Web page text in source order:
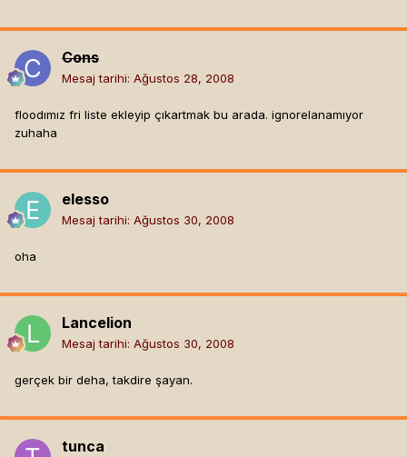
Cons
Mesaj tarihi: Ağustos 28, 2008
floodımız fri liste ekleyip çıkartmak bu arada. ignorelanamıyor
zuhaha
elesso
Mesaj tarihi: Ağustos 30, 2008
oha
Lancelion
Mesaj tarihi: Ağustos 30, 2008
gerçek bir deha, takdire şayan.
tunca